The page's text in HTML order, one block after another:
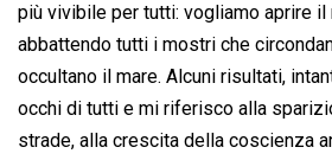
più vivibile per tutti: vogliamo aprire il
abbattendo tutti i mostri che
occultano il mare. Alcuni risultati,
occhi di tutti e mi riferisco alla
strade, alla crescita della coscienza